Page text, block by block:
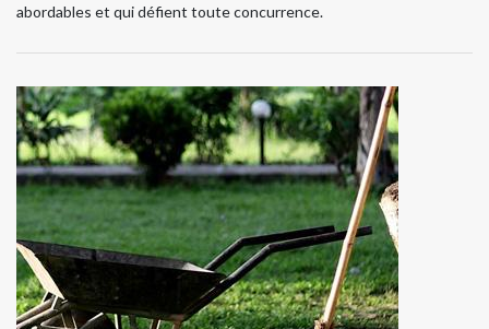
abordables et qui défient toute concurrence.